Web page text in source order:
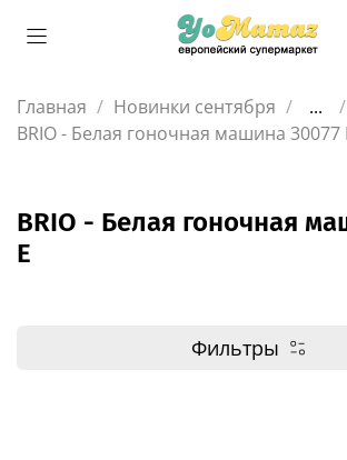
Главная Новинки сентября
...
BRIO - Белая гоночная машина 30077
BRIO - Белая гоночная
E
Фильтры